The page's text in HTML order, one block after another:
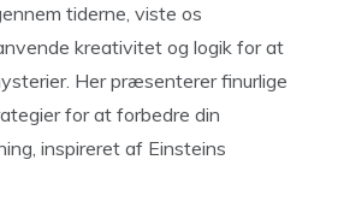
tiderne, viste os
kreativitet og logik for at
Her præsenterer finurlige
for at forbedre din
inspireret af Einsteins